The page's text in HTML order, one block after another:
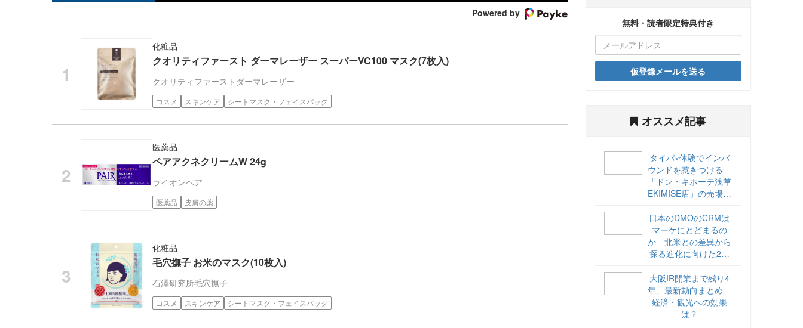
Powered by
化粧品
クオリティファースト ダーマレーザー スーパーVC100 マスク(7枚入)
クオリティファースト ダーマレーザー
コスメ スキンケア シートマスク・フェイスパック
医薬品
ペアアクネクリームW 24g
ライオンペア
医薬品 皮膚の薬
化粧品
毛穴撫子 お米のマスク(10枚入)
石澤研究所毛穴撫子
コスメ スキンケア シートマスク・フェイスパック
無料・読者限定特典付き
仮登録メールを送る
オススメ記事
タイパ×体験でインバ
ウンドを惹きつける
「ドン・キホーテ浅草
EKIMISE店」の売場づ
日本のDMOのCRMは
マーケにとどまるの
か 北米との差異から
探る進化に向けた2ス
海外DMOのリアル
vol.6】
大阪IR開業まで残り4
年、最新動向まとめ
経済・観光への効果
は？